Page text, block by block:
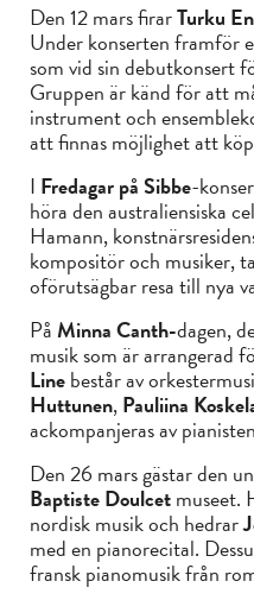
Den 12 mars firarTurku
Under konserten framför
som vid sin debutkonsert
Gruppen är känd för att
instrument och
att finnas möjlighet att
I Fredagar på Sibbe-
höra den australiensiska
Hamann,
kompositör och musiker,
oförutsägbar resa till nya
PåMinna Canth-dagen,
musik som är arrangerad
Linebestår av
Huttunen,Pauliina
ackompanjeras av pianisten
Den 26 mars gästar den
Baptiste Doulcetmuseet.
nordisk musik och hedrar
med en pianorecital.
fransk pianomusik från